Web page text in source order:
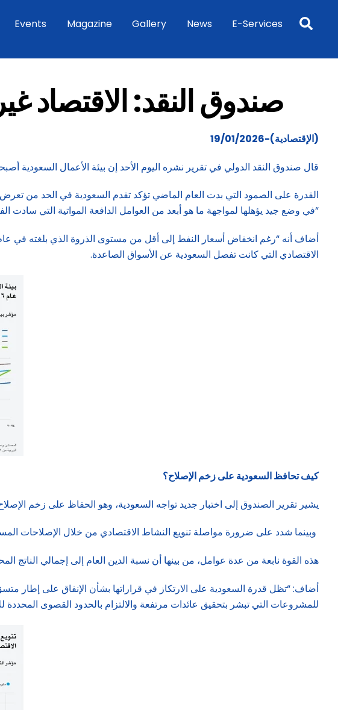
Events Magazine Gallery News E-Services
صندوق النقد: الاقتصاد
(الإقتصادية)-19/01/2026
قال صندوق النقد الدولي في تقرير نشره اليوم الأحد إن بيئة الأعمال السعودية
القدرة على الصمود التي بدت العام الماضي تؤكد تقدم السعودية في الحد من
“في وضع جيد يؤهلها لمواجهة ما هو أبعد من العوامل الدافعة المواتية التي سادت الفترة
الاقتصادي التي كانت تفصل السعودية عن الأسواق الصاعدة.
كيف تحافظ السعودية على زخم الإصلاح؟
يشير تقرير الصندوق إلى اختبار جديد تواجه السعودية، وهو الحفاظ على زخم
وبينما شدد على ضرورة مواصلة تنويع النشاط الاقتصادي من خلال الإصلاحات
هذه القوة نابعة من عدة عوامل، من بينها أن نسبة الدين العام إلى إجمالي الناتج
أضاف: “تظل قدرة السعودية على الارتكاز في قراراتها بشأن الإنفاق على إطار
للمشروعات التي تبشر بتحقيق عائدات مرتفعة والالتزام بالحدود القصوى المحددة